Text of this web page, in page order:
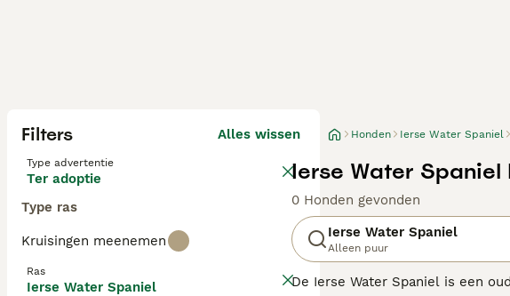
Filters Alles wissen
Type advertentie
Ter adoptie
Type ras
Kruisingen meenemen
Ras
Ierse Water Spaniel
Honden Ierse Water Spaniel
Ierse Water
0 Honden gevonden
Ierse Water Spaniel
Alleen puur
De Ierse Water Spaniel is een